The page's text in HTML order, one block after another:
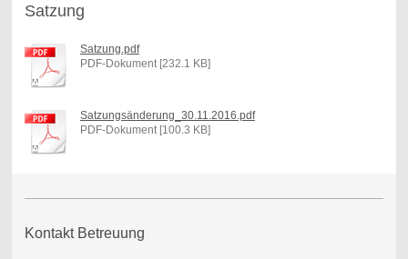
Satzung
Satzung.pdf
PDF-Dokument [232.1 KB]
Satzungsänderung_30.11.2016.pdf
PDF-Dokument [100.3 KB]
Kontakt Betreuung